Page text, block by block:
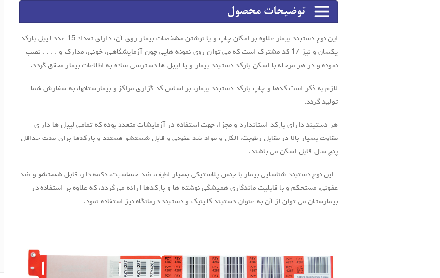
این نوع دستبند بیمار علاوه بر امکان چاپ و یا نوشتن مشخصات بیمار روی آن، دارای تعداد 15 عدد لیبل بارکد
یکسان و نیز 17 کد مشترک است که می توان روی نمونه هایی چون آزمایشگاهی، خونی، مدارک و . . . ، نصب
نموده و در هر مرحله با اسکن بارکد دستبند بیمار و یا لیبل ها دسترسی ساده به اطلاعات بیمار محقق گردد.
لازم به ذکر است کدها و چاپ بارکد دستبند بیمار، بر اساس کد گزاری مراکز و بیمارستانها، به سفارش شما
تولید گردد.
هر دستبند دارای بارکد استاندارد و مجزا، جهت استفاده در آزمایشات متعدد بوده که تمامی لیبل ها دارای
مقاوت بسیار بالا در مقابل رطوبت، الکل و مواد ضد عفونی و قابل شستشو هستند و بارکدها برای مدت حداقل
پنج سال قابل اسکن می باشند.
این نوع دستبند شناسایی بیمار با جنس پلاستیکی بسیار لطیف، ضد حساسیت، دکمه دار، قابل شستشو و ضد
عفونی، مستحکم و با قابلیت ماندگاری همیشگی نوشته ها و بارکدها ارائه می گردد، که علاوه بر استفاده در
بیمارستان می توان از آن به عنوان دستبند کلینیک و دستبند درمانگاه نیز استفاده نمود.